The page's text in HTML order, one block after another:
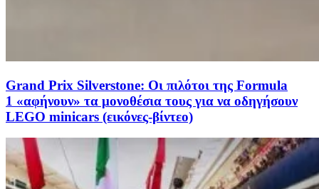
Grand Prix Silverstone: Οι πιλότοι της Formula
1 «αφήνουν» τα μονοθέσια τους για να οδηγήσουν
LEGO minicars (εικόνες-βίντεο)